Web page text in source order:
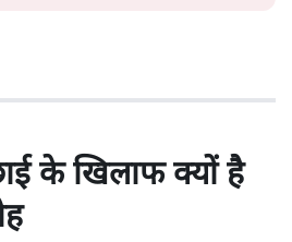
के खिलाफ क्यों है